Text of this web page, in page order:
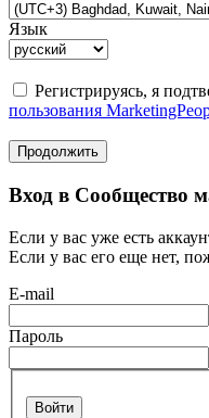
Язык
Регистрируясь, я
пользования
Продолжить
Вход в Сообщество
Если у вас уже есть
Если у вас его еще нет,
E-mail
Пароль
Войти